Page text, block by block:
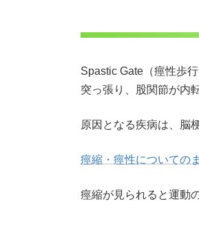
Spastic Gate（痙性歩
突っ張り、股関節が内
原因となる疾病は、脳
痙縮・痙性についての
痙縮が見られると運動